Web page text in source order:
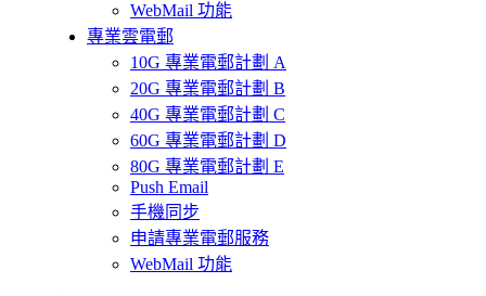
WebMail 功能
專業雲電郵
10G 專業電郵計劃 A
20G 專業電郵計劃 B
40G 專業電郵計劃 C
60G 專業電郵計劃 D
80G 專業電郵計劃 E
Push Email
手機同步
申請專業電郵服務
WebMail 功能